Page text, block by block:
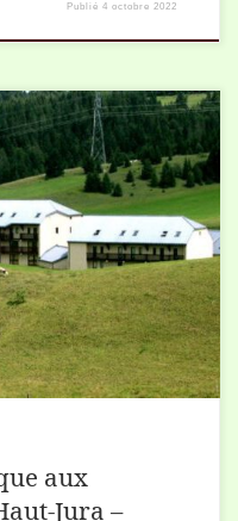
Publié4 octobre 2022
dans le Haut-Jura
dans le haut-Jura. Nous
aux
Jura –